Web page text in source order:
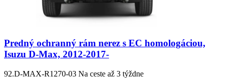
Predný ochranný rám nerez s EC homologáciou,
Isuzu D-Max, 2012-2017-
92.D-MAX-R1270-03 Na ceste až 3 týždne